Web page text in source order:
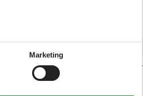
ferienwohnung thüringer wald silvester
Marketing